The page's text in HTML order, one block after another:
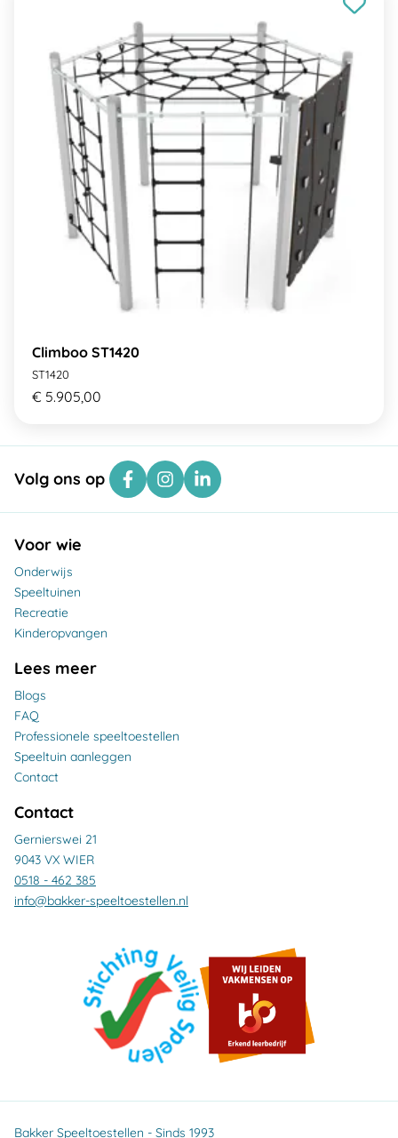
Climboo ST1420
ST1420
€ 5.905,00
Volg ons op
Voor wie
Onderwijs
Speeltuinen
Recreatie
Kinderopvangen
Lees meer
Blogs
FAQ
Professionele speeltoestellen
Speeltuin aanleggen
Contact
Contact
Gernierswei 21
9043 VX WIER
0518 - 462 385
info@bakker-speeltoestellen.nl
Bakker Speeltoestellen - Sinds 1993